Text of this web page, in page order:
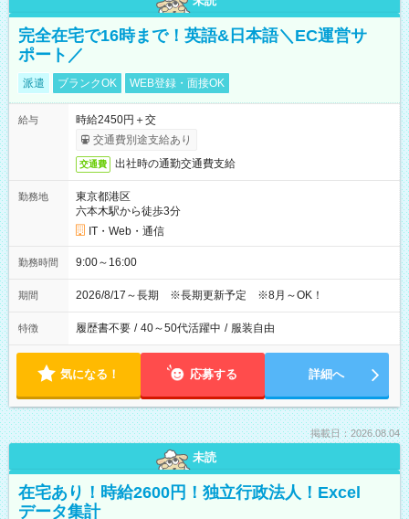
完全在宅で16時まで！英語&日本語＼EC運営サ
ポート／
派遣 ブランクOK WEB登録・面接OK
給与
時給2450円＋交
交通費別途支給あり
交通費 出社時の通勤交通費支給
勤務地
東京都港区
六本木駅から徒歩3分
IT・Web・通信
勤務時間 9:00～16:00
期間 2026/8/17～長期 ※長期更新予定 ※8月～OK！
特徴 履歴書不要 / 40～50代活躍中 / 服装自由
気になる！ 応募する 詳細へ
掲載日：2026.08.04
未読
在宅あり！時給2600円！独立行政法人！Excel
データ集計